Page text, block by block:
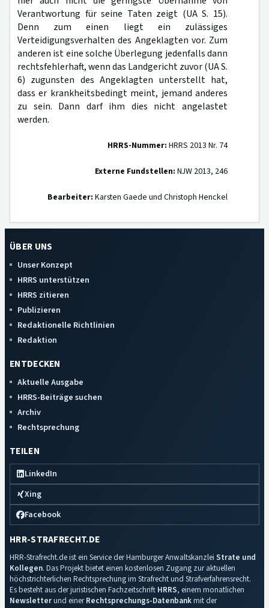
Verantwortung für seine Taten zeigt (UA S. 15).
Denn zum einen liegt ein zulässiges
Verteidigungsverhalten des Angeklagten vor. Zum
anderen ist eine solche Überlegung jedenfalls dann
rechtsfehlerhaft, wenn das Landgericht zuvor (UA S.
6) zugunsten des Angeklagten unterstellt hat,
dass er krankheitsbedingt meint, jemand anderes
zu sein. Dann darf ihm dies nicht angelastet
werden.
HRRS-Nummer: HRRS 2013 Nr. 74
Externe Fundstellen: NJW 2013, 246
Bearbeiter: Karsten Gaede und Christoph Henckel
ÜBER UNS
Unser Konzept
HRRS unterstützen
HRRS zitieren
Publizieren
Redaktionelle Richtlinien
Redaktion
ENTDECKEN
Aktuelle Ausgabe
HRRS-Beiträge suchen
Archiv
Rechtsprechung
TEILEN
LinkedIn
Xing
Facebook
HRR-STRAFRECHT.DE
HRR-Strafrecht.de ist ein Service der Hamburger Anwaltskanzlei Strate und
Kollegen. Das Projekt bietet einen kostenlosen Zugang zur aktuellen
höchstrichterlichen Rechtsprechung im Strafrecht und Strafverfahrensrecht.
Es besteht aus der juristischen Fachzeitschrift HRRS, einem monatlichen
Newsletterund einerRechtsprechungs-Datenbankmit der